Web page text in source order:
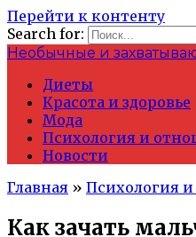
Перейти к контенту
Search for:
Необычные и
Диеты
Красота и здоровье
Мода
Психология и
Новости
Главная » Психология
Как зачать